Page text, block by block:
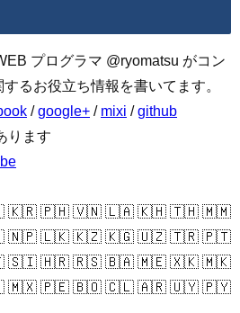
プログラマ @ryomatsu がコン
るお役立ち情報を書いてます。
/google+ / mixi /github
ります
🇰🇷 🇵🇭 🇻🇳 🇱🇦 🇰🇭 🇹🇭 🇲🇲
🇳🇵 🇱🇰 🇰🇿 🇰🇬 🇺🇿 🇹🇷 🇵🇹
🇸🇮 🇭🇷 🇷🇸 🇧🇦 🇲🇪 🇽🇰 🇲🇰
🇲🇽 🇵🇪 🇧🇴 🇨🇱 🇦🇷 🇺🇾 🇵🇾